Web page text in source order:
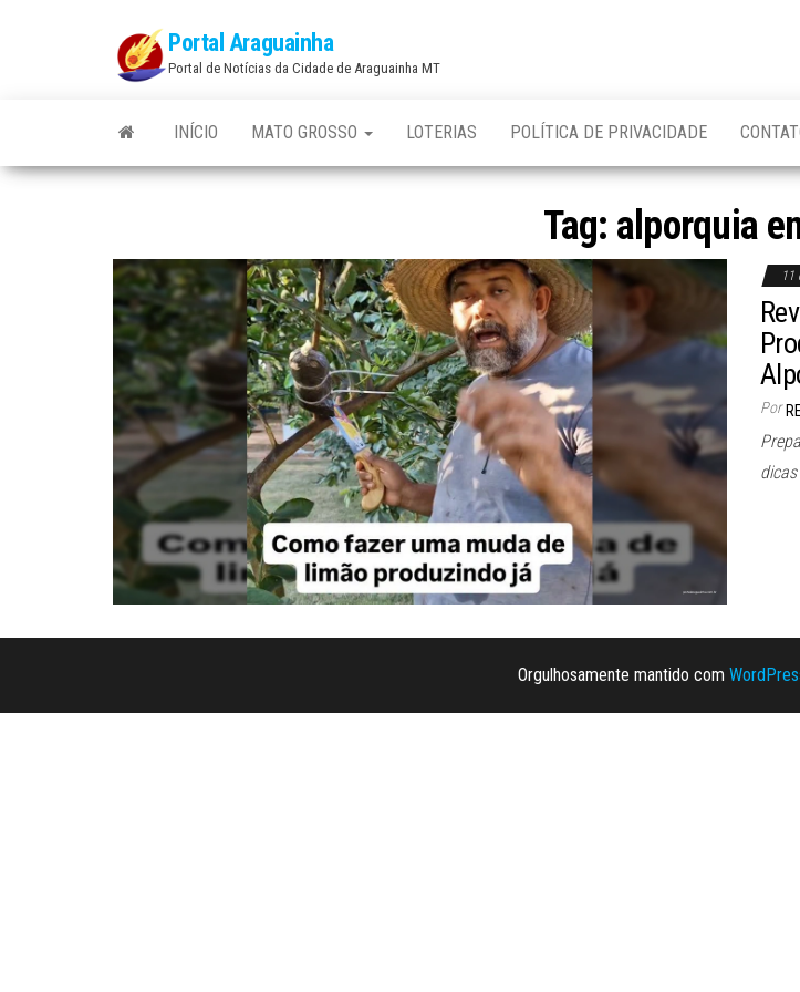
Portal Araguainha
Portal de Notícias da Cidade de Araguainha MT
INÍCIO MATO GROSSO LOTERIAS POLÍTICA DE PRIVACIDADE
Tag: alporquia
11
Por
Orgulhosamente mantido com